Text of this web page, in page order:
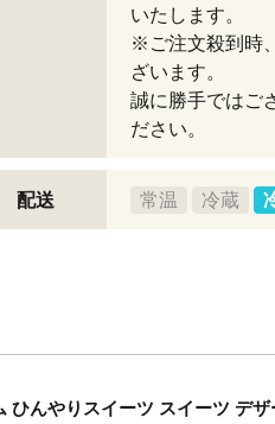
いたします。
※ご注文殺到時
ざいます。
誠に勝手ではご
ださい。
配送 常温 冷蔵
んやりスイーツ スイーツ デ